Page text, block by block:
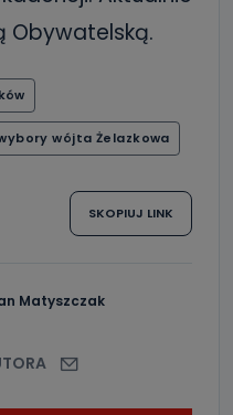
Obywatelską.
wójta Żelazkowa
SKOPIUJ LINK
Matyszczak